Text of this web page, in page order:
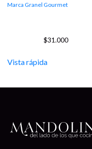
Marca Granel Gourmet
$31.000
Vista rápida